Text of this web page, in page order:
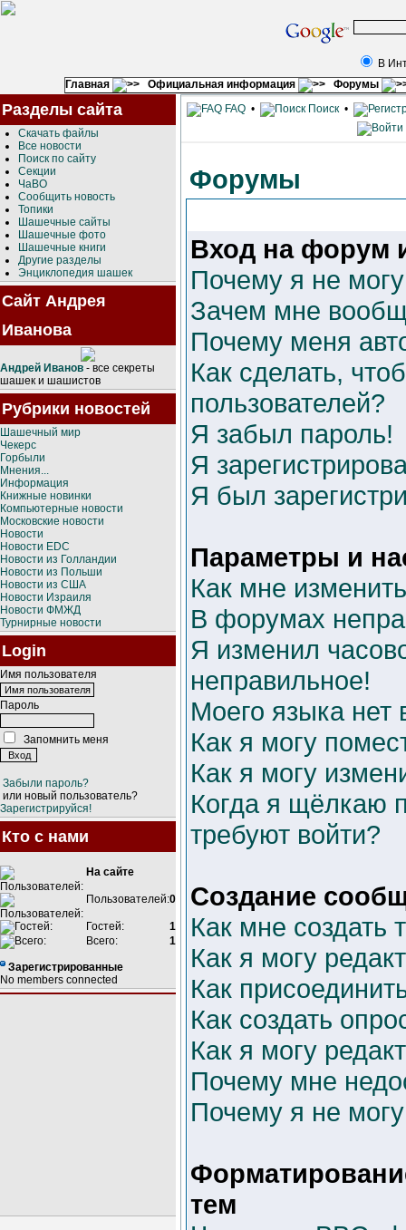
В
Главная
Официальная информация Форумы
Разделы сайта
Скачать файлы
Все новости
Поиск по сайту
Секции
ЧаВО
Сообщить новость
Топики
Шашечные сайты
Шашечные фото
Шашечные книги
Другие разделы
Энциклопедия шашек
Сайт Андрея
Иванова
Андрей Иванов - все секреты
шашек и шашистов
Рубрики новостей
Шашечный мир
Чекерс
Горбыли
Мнения...
Информация
Книжные новинки
Компьютерные новости
Московские новости
Новости
Новости EDC
Новости из Голландии
Новости из Польши
Новости из США
Новости Израиля
Новости ФМЖД
Турнирные новости
Login
Имя пользователя
Пароль
Запомнить меня
Забыли пароль?
или новый пользователь?
Зарегистрируйся!
Кто с нами
На сайте
Пользователей:0
Гостей:
1
Всего:
1
Зарегистрированные
No members connected
FAQ • Поиск •
Форумы
Вход на форум
Почему я не
Зачем мне
Почему меня
Как сделать,
пользователей?
Я забыл пароль!
Я
Я был
Параметры и
Как мне
В форумах
Я изменил
неправильное!
Моего языка нет
Как я могу
Как я могу
Когда я щёлкаю
требуют войти?
Создание
Как мне создать
Как я могу
Как
Как создать
Как я могу
Почему мне
Почему я не
тем